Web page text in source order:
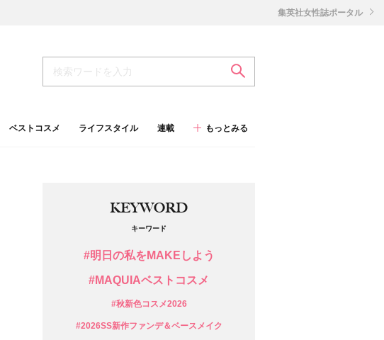
ベストコスメ ライフスタイル 連載 もっとみる
集英社女性誌ポータル
KEYWORD
キーワード
#明日の私をMAKEしよう
#MAQUIAベストコスメ
#秋新色コスメ2026
#2026SS新作ファンデ＆ベースメイク